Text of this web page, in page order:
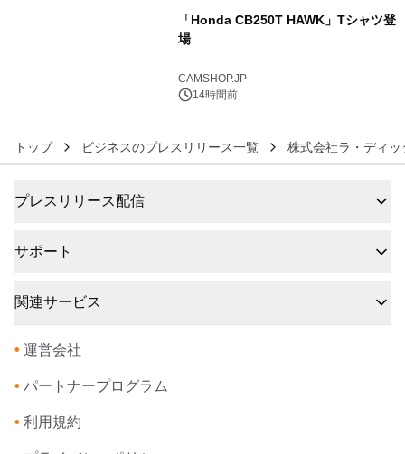
「Honda CB250T HAWK」Tシャツ登
場
CAMSHOP.JP
14時間前
トップ ビジネスのプレスリリース一覧 株式会社ラ・ディッ
プレスリリース配信
サポート
関連サービス
• 運営会社
• パートナープログラム
• 利用規約